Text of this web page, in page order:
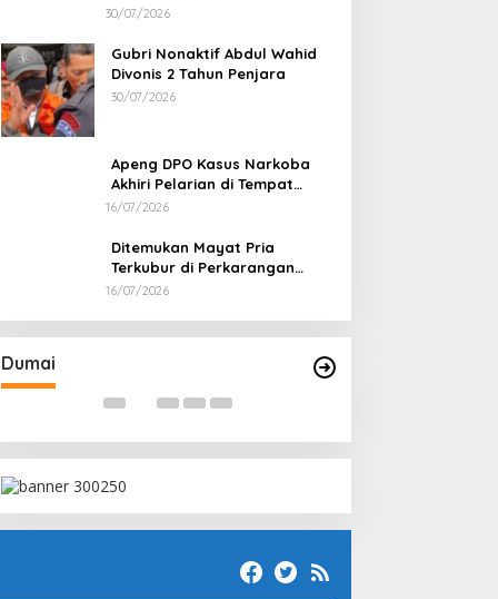
30/07/2026
Gubri Nonaktif Abdul Wahid
Divonis 2 Tahun Penjara
30/07/2026
Apeng DPO Kasus Narkoba
Akhiri Pelarian di Tempat
Persembunyiannya di Kampar
16/07/2026
Ditemukan Mayat Pria
Terkubur di Perkarangan
Rumah
16/07/2026
Dumai
Empat Kepala Daerah Temui
Kemendikdasmen
Di Dumai
Nota